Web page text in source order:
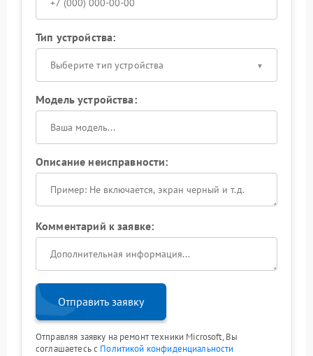
Тип устройства:
Выберите тип устройства
Модель устройства:
Описание неисправности:
Комментарий к заявке:
Отправить заявку
Отправляя заявку на ремонт техники Microsoft, Вы
соглашаетесь с Политикой конфиденциальности